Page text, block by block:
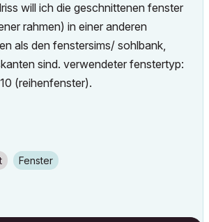
will ich die geschnittenen fenster
rahmen) in einer anderen
als den fenstersims/ sohlbank,
sind. verwendeter fenstertyp:
(reihenfenster).
Fenster